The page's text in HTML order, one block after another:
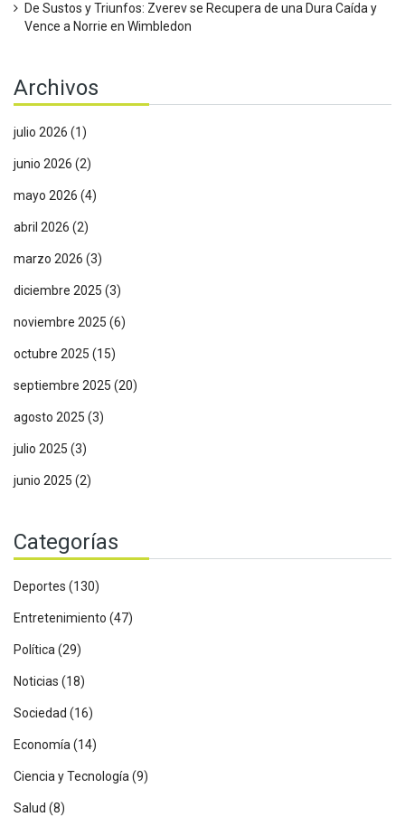
De Sustos y Triunfos: Zverev se Recupera de una Dura Caída y
Vence a Norrie en Wimbledon
Archivos
julio 2026 (1)
junio 2026 (2)
mayo 2026 (4)
abril 2026 (2)
marzo 2026 (3)
diciembre 2025 (3)
noviembre 2025 (6)
octubre 2025 (15)
septiembre 2025 (20)
agosto 2025 (3)
julio 2025 (3)
junio 2025 (2)
Categorías
Deportes (130)
Entretenimiento (47)
Política(29)
Noticias (18)
Sociedad (16)
Economía(14)
Ciencia y Tecnología(9)
Salud (8)